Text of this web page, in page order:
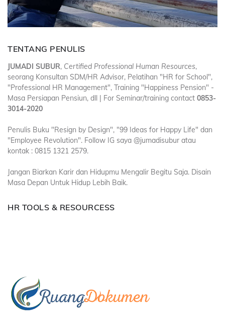
TENTANG PENULIS
JUMADI SUBUR, Certified Professional Human Resources,
seorang Konsultan SDM/HR Advisor, Pelatihan "HR for School",
"Professional HR Management", Training "Happiness Pension" -
Masa Persiapan Pensiun, dll | For Seminar/training contact 0853-
3014-2020
Penulis Buku "Resign by Design", "99 Ideas for Happy Life" dan
"Employee Revolution". Follow IG saya @jumadisubur atau
kontak : 0815 1321 2579.
Jangan Biarkan Karir dan Hidupmu Mengalir Begitu Saja. Disain
Masa Depan Untuk Hidup Lebih Baik.
HR TOOLS & RESOURCESS